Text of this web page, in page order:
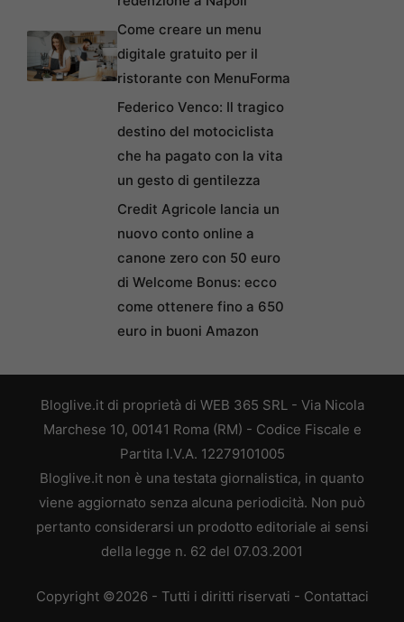
Come creare un menu
digitale gratuito per il
ristorante con MenuForma
Federico Venco: Il tragico
destino del motociclista
che ha pagato con la vita
un gesto di gentilezza
Credit Agricole lancia un
nuovo conto online a
canone zero con 50 euro
di Welcome Bonus: ecco
come ottenere fino a 650
euro in buoni Amazon
Bloglive.it di proprietà di WEB 365 SRL - Via Nicola
Marchese 10, 00141 Roma (RM) - Codice Fiscale e
Partita I.V.A. 12279101005
Bloglive.it non è una testata giornalistica, in quanto
viene aggiornato senza alcuna periodicità. Non può
pertanto considerarsi un prodotto editoriale ai sensi
della legge n. 62 del 07.03.2001
Copyright ©2026 - Tutti i diritti riservati - Contattaci